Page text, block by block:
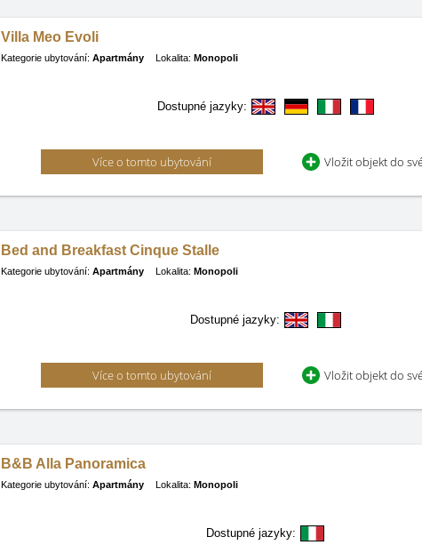
Villa Meo Evoli
Kategorie ubytování: Apartmány Lokalita: Monopoli
Dostupné jazyky:
Více o tomto ubytování Vložit objekt do
Bed and Breakfast Cinque Stalle
Kategorie ubytování: Apartmány Lokalita: Monopoli
Dostupné jazyky:
Více o tomto ubytování Vložit objekt do
B&B Alla Panoramica
Kategorie ubytování: Apartmány Lokalita: Monopoli
Dostupné jazyky: